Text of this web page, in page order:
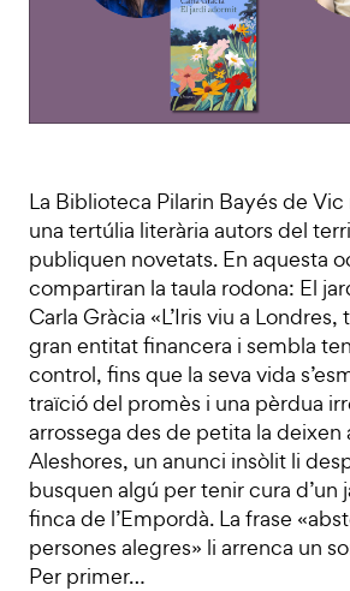
La Biblioteca Pilarin Bayés de
una tertúlia literària autors del
publiquen novetats. En aquesta
compartiran la taula rodona: El
Carla Gràcia «L’Iris viu a Londres,
gran entitat financera i sembla
control, fins que la seva vida
traïció del promès i una pèrdua
arrossega des de petita la deixen
Aleshores, un anunci insòlit li
busquen algú per tenir cura d’un
finca de l’Empordà. La frase
persones alegres» li arrenca un
Per primer…